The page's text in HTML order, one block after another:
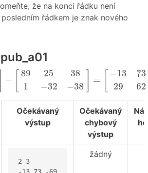
že na konci řádku není
řádkem je znak nového
−
89 25
38
1
−32 −38
=
−13
73
29
62
]−[89 2538 −32 − ]= −13 73
Očekávaný
výstup
Očekávaný
chybový
výstup
2 3
žádný